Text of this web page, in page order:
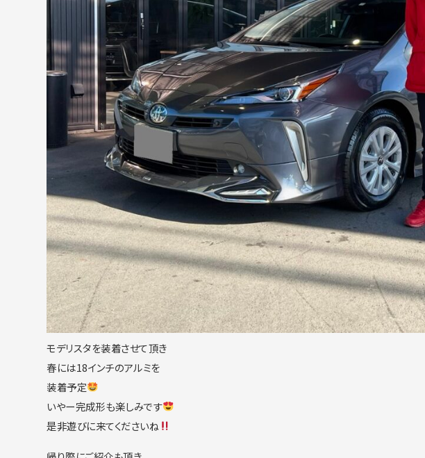
モデリスタを装着させて頂き
春には18インチのアルミを
装着予定
いやー完成形も楽しみです
是非遊びに来てくださいね